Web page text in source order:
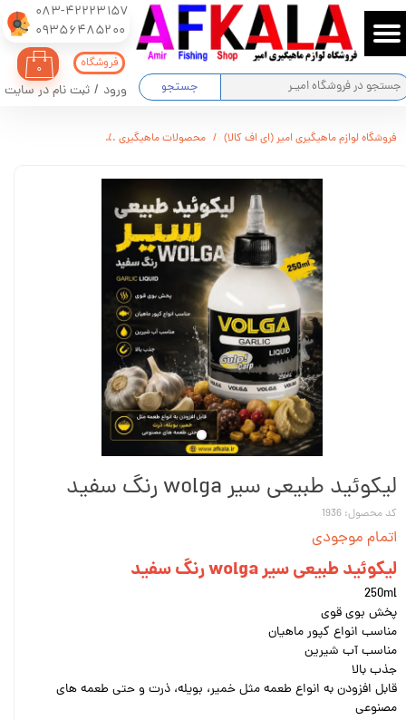
083-42223157
​​​​​​​09356485200
جستجو
۰
ورود / ثبت نام در سایت
حساب کاربری من
تغییر گذر واژه
فروشگاه
فروشگاه لوازم ماهیگیری امیر (ای اف کالا) محصولات ماهیگیری
لیکوئید طبیعی سیر wolga رنگ سفید
کد محصول: 1936
اتمام موجودی
لیکوئید طبیعی سیر wolga رنگ سفید
250ml
پخش بوی قوی
مناسب انواع کپور ماهیان
مناسب آب شیرین
جذب بالا
قابل افزودن به انواع طعمه مثل خمیر، بویله، ذرت و حتی طعمه های
مصنوعی